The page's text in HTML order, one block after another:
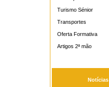
Turismo Sénior
Transportes
Oferta Formativa
Artigos 2ª mão
Notícias